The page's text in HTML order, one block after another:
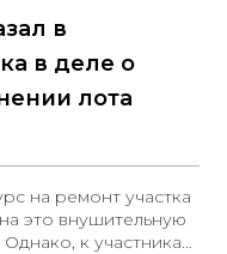
в
в деле о
лота
на ремонт участка
это внушительную
к участникам